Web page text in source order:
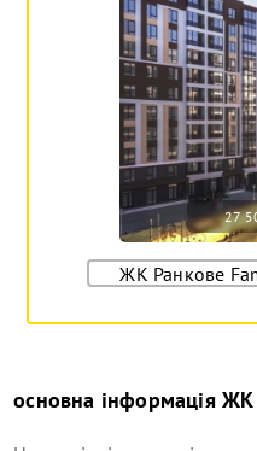
27
ЖК Ранкове
основна інформаціяЖК